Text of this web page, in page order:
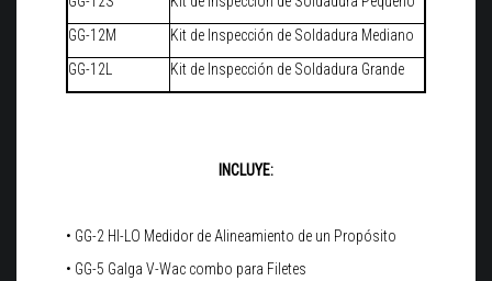
GG-12M
Kit de Inspección de Soldadura Mediano
GG-12L
Kit de Inspección de Soldadura Grande
INCLUYE:
• GG-2 HI-LO Medidor de Alineamiento de un Propósito
• GG-5 Galga V-Wac combo para Filetes